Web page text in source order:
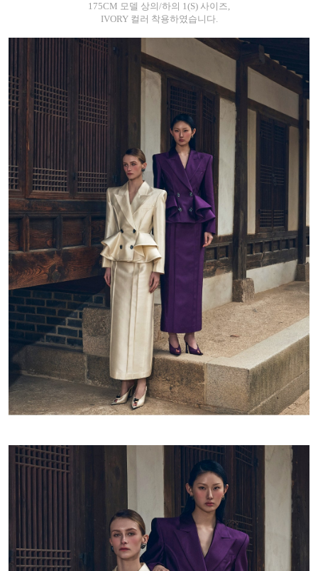
175CM 모델 상의/하의 1(S) 사이즈,
IVORY 컬러 착용하였습니다.